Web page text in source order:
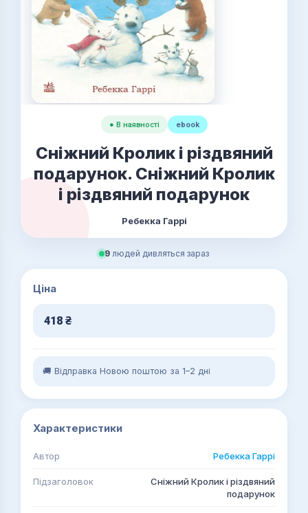
● В наявності ebook
Сніжний Кролик і різдвяний
подарунок. Сніжний Кролик
і різдвяний подарунок
Ребекка Гаррі
9 людей дивляться зараз
Ціна
418 ₴
🚚 Відправка Новою поштою за 1–2 дні
Характеристики
Автор Ребекка Гаррі
Підзаголовок
Сніжний Кролик і різдвяний
подарунок